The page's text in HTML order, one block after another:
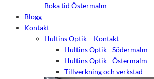
Boka tid Östermalm
Blogg
Kontakt
Hultins Optik – Kontakt
Hultins Optik - Södermalm
Hultins Optik - Östermalm
Tillverkning och verkstad